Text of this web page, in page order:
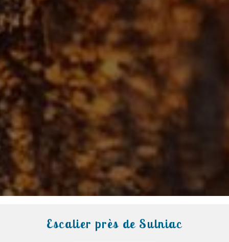
Escalier près de Sulniac